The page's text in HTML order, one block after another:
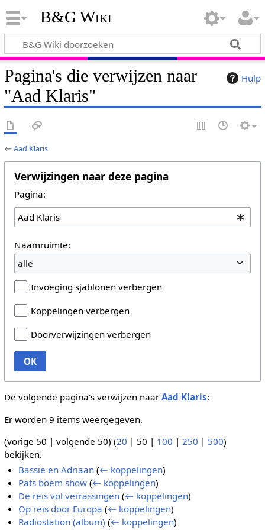
B&G Wiki
Hulp
Pagina's die verwijzen naar
"Aad Klaris"
←Aad Klaris
Verwijzingen naar deze pagina
Pagina:
Naamruimte:
alle
Invoeging sjablonen verbergen
Koppelingen verbergen
Doorverwijzingen verbergen
OK
De volgende pagina's verwijzen naar Aad Klaris:
Er worden 9 items weergegeven.
(vorige 50 | volgende 50) (20 | 50 | 100 | 250 | 500)
bekijken.
Bassie en Adriaan (← koppelingen)
Pats boem show (← koppelingen)
De reis vol verrassingen (← koppelingen)
Op reis door Europa (← koppelingen)
Radiostation (album) (← koppelingen)